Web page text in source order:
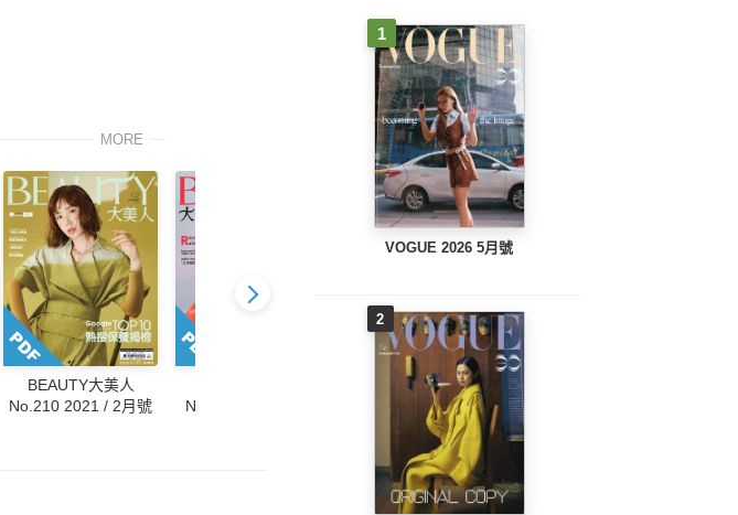
MORE
BEAUTY大美人
No.210 2021 / 2月號
No.209 2021/1月號
BEAUTY大美人
No.208 2020 / 12月號
No.207 2020 / 11月號
1
VOGUE 2026 5月號
2